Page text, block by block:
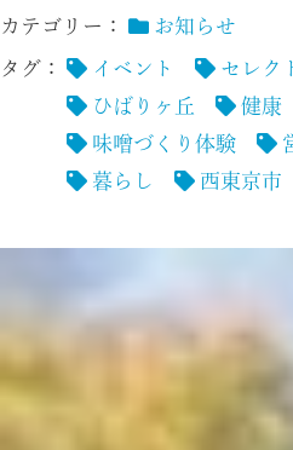
カテゴリー： お知らせ
タグ： イベント
セレク
ひばりヶ丘
健康
味噌づくり体験
暮らし
西東京市